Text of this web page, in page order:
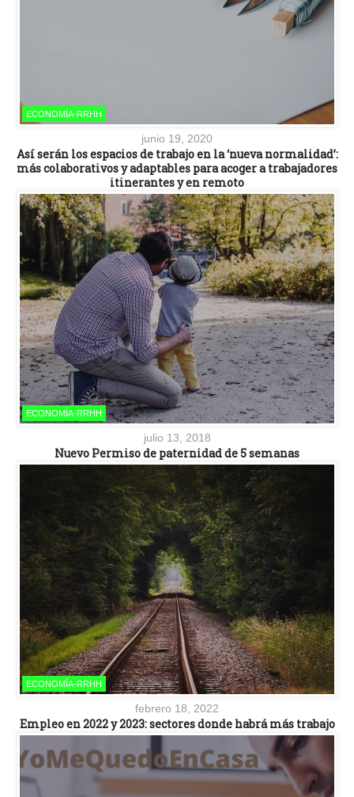
ECONOMÍA-RRHH
junio 19, 2020
Así serán los espacios de trabajo en la ‘nueva normalidad’:
más colaborativos y adaptables para acoger a trabajadores
itinerantes y en remoto
ECONOMÍA-RRHH
julio 13, 2018
Nuevo Permiso de paternidad de 5 semanas
ECONOMÍA-RRHH
febrero 18, 2022
Empleo en 2022 y 2023: sectores donde habrá más trabajo